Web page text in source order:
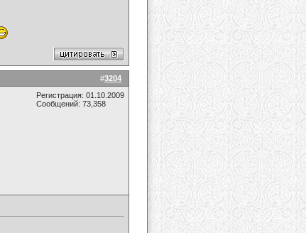
#3204
Регистрация: 01.10.2009
Сообщений: 73,358